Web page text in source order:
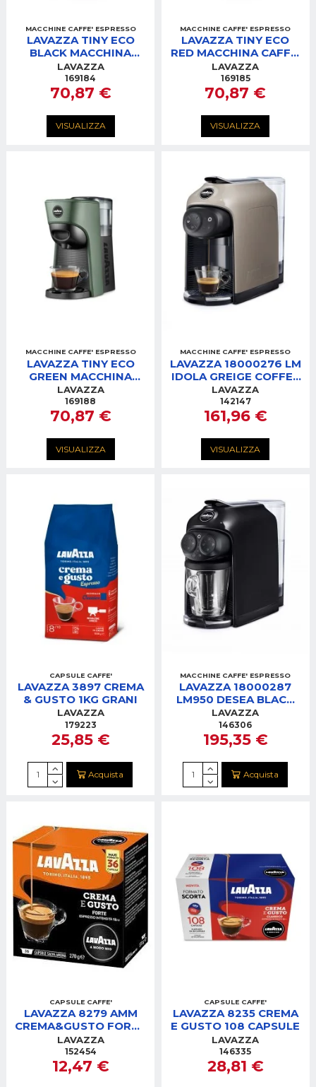
MACCHINE CAFFE' ESPRESSO
LAVAZZA TINY ECO
BLACK MACCHINA
CAFFE' LM840
LAVAZZA
169184
70,87 €
VISUALIZZA
MACCHINE CAFFE' ESPRESSO
LAVAZZA TINY ECO
RED MACCHINA CAFFE'
LM840
LAVAZZA
169185
70,87 €
VISUALIZZA
MACCHINE CAFFE' ESPRESSO
LAVAZZA TINY ECO
GREEN MACCHINA
CAFFE' LM840
LAVAZZA
169188
70,87 €
VISUALIZZA
MACCHINE CAFFE' ESPRESSO
LAVAZZA 18000276 LM
IDOLA GREIGE COFFEE
MACCHINA CAFFE'
LAVAZZA
142147
161,96 €
VISUALIZZA
CAPSULE CAFFE'
LAVAZZA 3897 CREMA
& GUSTO 1KG GRANI
LAVAZZA
179223
25,85 €
Acquista
MACCHINE CAFFE' ESPRESSO
LAVAZZA 18000287
LM950 DESEA BLACK
INK MACCHINA CAFFE'
LAVAZZA
146306
195,35 €
Acquista
CAPSULE CAFFE'
LAVAZZA 8279 AMM
CREMA&GUSTO FORTE
36 CAPSULE
LAVAZZA
152454
12,47 €
CAPSULE CAFFE'
LAVAZZA 8235 CREMA
E GUSTO 108 CAPSULE
LAVAZZA
146335
28,81 €